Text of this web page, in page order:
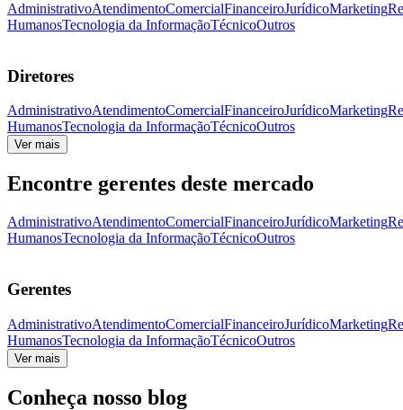
AdministrativoAtendimentoComercialFinanceiroJurídicoMarketing
HumanosTecnologia da InformaçãoTécnicoOutros
Diretores
AdministrativoAtendimentoComercialFinanceiroJurídicoMarketing
HumanosTecnologia da InformaçãoTécnicoOutros
Ver mais
Encontre gerentes deste mercado
AdministrativoAtendimentoComercialFinanceiroJurídicoMarketing
HumanosTecnologia da InformaçãoTécnicoOutros
Gerentes
AdministrativoAtendimentoComercialFinanceiroJurídicoMarketing
HumanosTecnologia da InformaçãoTécnicoOutros
Ver mais
Conheça nosso blog